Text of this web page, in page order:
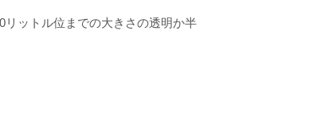
リットル位までの大きさの透明か半